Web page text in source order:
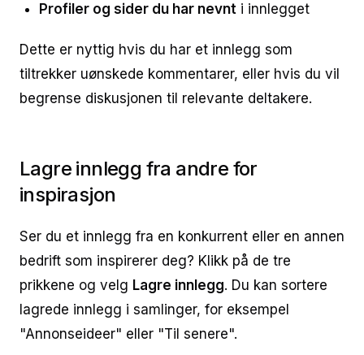
Profiler og sider du har nevnt i innlegget
Dette er nyttig hvis du har et innlegg som
tiltrekker uønskede kommentarer, eller hvis du vil
begrense diskusjonen til relevante deltakere.
Lagre innlegg fra andre for
inspirasjon
Ser du et innlegg fra en konkurrent eller en annen
bedrift som inspirerer deg? Klikk på de tre
prikkene og velg Lagre innlegg. Du kan sortere
lagrede innlegg i samlinger, for eksempel
"Annonseideer" eller "Til senere".